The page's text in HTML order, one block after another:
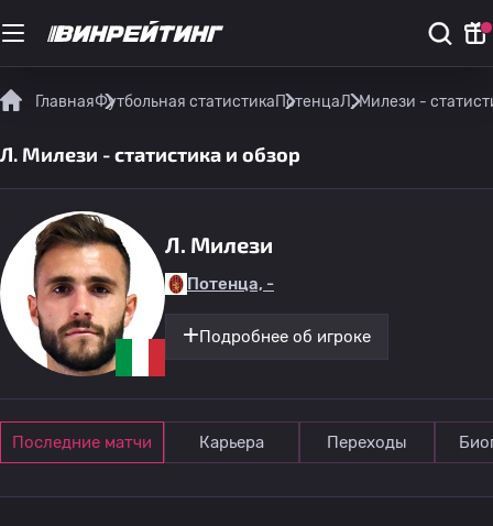
ГлавнаяФутбольная статистикаПотенцаЛ. Милези -
Л. Милези - статистика и обзор
Л. Милези
Потенца, -
Подробнее об игроке
Последние матчи Карьера Переходы